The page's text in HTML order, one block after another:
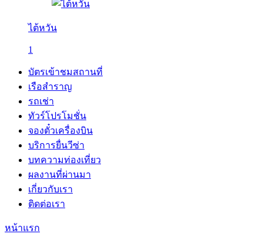
ไต้หวัน
1
บัตรเข้าชมสถานที่
เรือสำราญ
รถเช่า
ทัวร์โปรโมชั่น
จองตั๋วเครื่องบิน
บริการยื่นวีซ่า
บทความท่องเที่ยว
ผลงานที่ผ่านมา
เกี่ยวกับเรา
ติดต่อเรา
หน้าแรก